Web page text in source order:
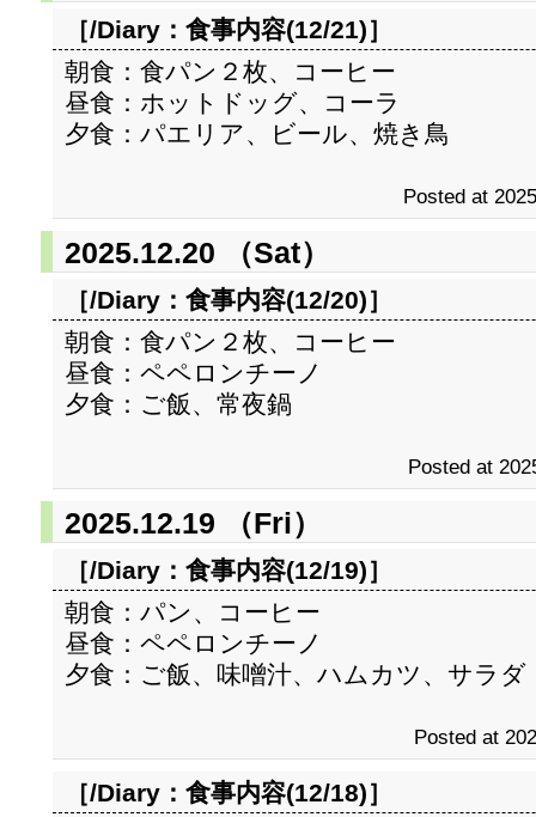
［/Diary： 食事内容(12/21)］
朝食：食パン２枚、コーヒー
昼食：ホットドッグ、コーラ
夕食：パエリア、ビール、焼き鳥
Posted at
2025.12.20 （Sat）
［/Diary： 食事内容(12/20)］
朝食：食パン２枚、コーヒー
昼食：ペペロンチーノ
夕食：ご飯、常夜鍋
Posted at
2025.12.19 （Fri）
［/Diary： 食事内容(12/19)］
朝食：パン、コーヒー
昼食：ペペロンチーノ
夕食：ご飯、味噌汁、ハムカツ、サラダ
Posted at
［/Diary： 食事内容(12/18)］